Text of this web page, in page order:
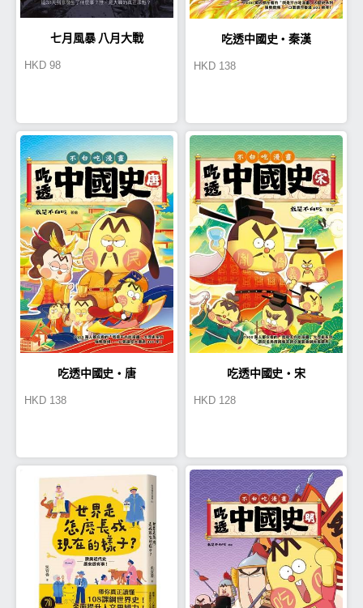
七月風暴 八月大戰
HKD 98
吃透中國史‧秦漢
HKD 138
吃透中國史‧唐
HKD 138
吃透中國史‧宋
HKD 128